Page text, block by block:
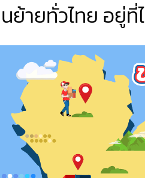
ย้ายทั่วไทย อยู่ที่